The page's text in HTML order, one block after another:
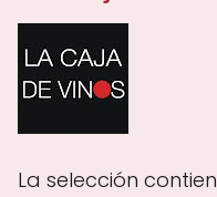
La selección